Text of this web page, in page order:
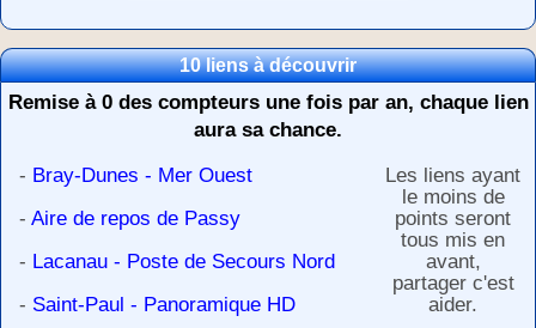
10 liens à découvrir
Remise à 0 des compteurs une fois par an, chaque lien
aura sa chance.
- Bray-Dunes - Mer Ouest
- Aire de repos de Passy
- Lacanau - Poste de Secours Nord
- Saint-Paul - Panoramique HD
Les liens ayant
le moins de
points seront
tous mis en
avant,
partager c'est
aider.